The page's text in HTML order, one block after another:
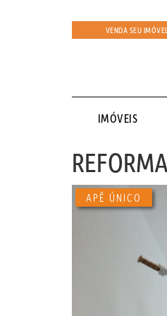
VENDA SEU
IMÓVEIS
APÊ ÚNICO